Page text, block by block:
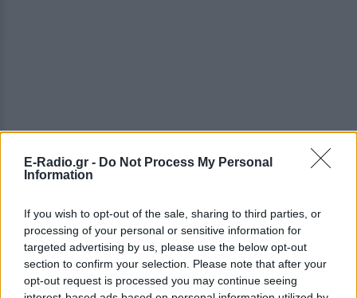
E-Radio.gr - Do Not Process My Personal
Information
If you wish to opt-out of the sale, sharing to third parties, or
processing of your personal or sensitive information for
targeted advertising by us, please use the below opt-out
section to confirm your selection. Please note that after your
opt-out request is processed you may continue seeing